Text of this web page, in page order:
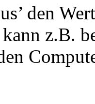
den
z.B.